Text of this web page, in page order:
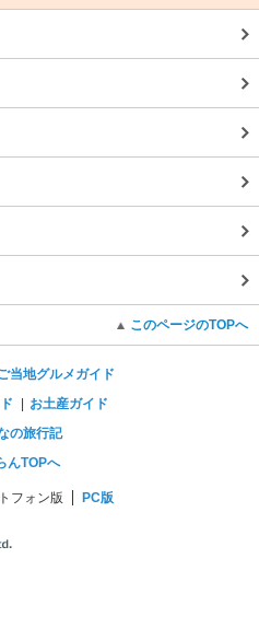
このページのTOPへ
当地グルメガイド
お土産ガイド
の旅行記
んTOPへ
フォン版 PC版